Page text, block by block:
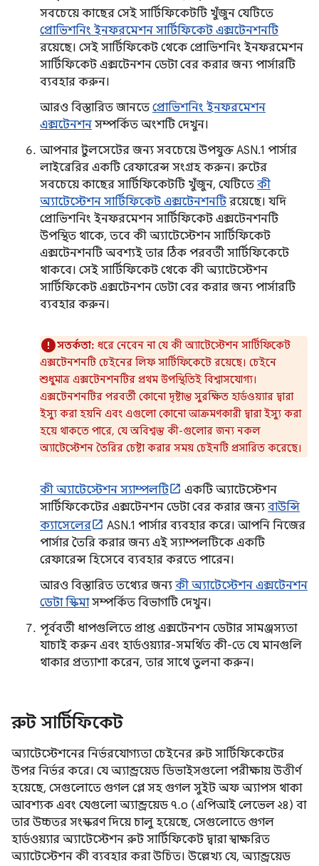
সবচেয়ে কাছের সেই সার্টিফিকেটটি খুঁজুন যেটিতে
প্রোভিশনিং ইনফরমেশন সার্টিফিকেট এক্সটেনশনটি
রয়েছে। সেই সার্টিফিকেট থেকে প্রোভিশনিং ইনফরমেশন
সার্টিফিকেট এক্সটেনশন ডেটা বের করার জন্য পার্সারটি
ব্যবহার করুন।
আরও বিস্তারিত জানতে প্রোভিশনিং ইনফরমেশন
এক্সটেনশন সম্পর্কিত অংশটি দেখুন।
আপনার টুলসেটের জন্য সবচেয়ে উপযুক্ত ASN.1 পার্সার
লাইব্রেরির একটি রেফারেন্স সংগ্রহ করুন। রুটের
সবচেয়ে কাছের সার্টিফিকেটটি খুঁজুন, যেটিতে কী
অ্যাটেস্টেশন সার্টিফিকেট এক্সটেনশনটি রয়েছে। যদি
প্রোভিশনিং ইনফরমেশন সার্টিফিকেট এক্সটেনশনটি
উপস্থিত থাকে, তবে কী অ্যাটেস্টেশন সার্টিফিকেট
এক্সটেনশনটি অবশ্যই তার ঠিক পরবর্তী সার্টিফিকেটে
থাকবে। সেই সার্টিফিকেট থেকে কী অ্যাটেস্টেশন
সার্টিফিকেট এক্সটেনশন ডেটা বের করার জন্য পার্সারটি
ব্যবহার করুন।
সতর্কতা: ধরে নেবেন না যে কী অ্যাটেস্টেশন সার্টিফিকেট
এক্সটেনশনটি চেইনের লিফ সার্টিফিকেটে রয়েছে। চেইনে
শুধুমাত্র এক্সটেনশনটির প্রথম উপস্থিতিই বিশ্বাসযোগ্য।
এক্সটেনশনটির পরবর্তী কোনো দৃষ্টান্ত সুরক্ষিত হার্ডওয়্যার দ্বারা
ইস্যু করা হয়নি এবং এগুলো কোনো আক্রমণকারী দ্বারা ইস্যু করা
হয়ে থাকতে পারে, যে অবিশ্বস্ত কী-গুলোর জন্য নকল
অ্যাটেস্টেশন তৈরির চেষ্টা করার সময় চেইনটি প্রসারিত করেছে।
কী অ্যাটেস্টেশন স্যাম্পলটি
একটি অ্যাটেস্টেশন
সার্টিফিকেটের এক্সটেনশন ডেটা বের করার জন্য বাউন্সি
ক্যাসেলের
ASN.1 পার্সার ব্যবহার করে। আপনি নিজের
পার্সার তৈরি করার জন্য এই স্যাম্পলটিকে একটি
রেফারেন্স হিসেবে ব্যবহার করতে পারেন।
আরও বিস্তারিত তথ্যের জন্য কী অ্যাটেস্টেশন এক্সটেনশন
ডেটা স্কিমাসম্পর্কিত বিভাগটি দেখুন।
পূর্ববর্তী ধাপগুলিতে প্রাপ্ত এক্সটেনশন ডেটার সামঞ্জস্যতা
যাচাই করুন এবং হার্ডওয়্যার-সমর্থিত কী-তে যে মানগুলি
থাকার প্রত্যাশা করেন, তার সাথে তুলনা করুন।
রুট সার্টিফিকেট
অ্যাটেস্টেশনের নির্ভরযোগ্যতা চেইনের রুট সার্টিফিকেটের
উপর নির্ভর করে। যে অ্যান্ড্রয়েড ডিভাইসগুলো পরীক্ষায় উত্তীর্ণ
হয়েছে, সেগুলোতে গুগল প্লে সহ গুগল সুইট অফ অ্যাপস থাকা
আবশ্যক এবং যেগুলো অ্যান্ড্রয়েড ৭.০ (এপিআই লেভেল ২৪) বা
তার উচ্চতর সংস্করণ দিয়ে চালু হয়েছে, সেগুলোতে গুগল
হার্ডওয়্যার অ্যাটেস্টেশন রুট সার্টিফিকেট দ্বারা স্বাক্ষরিত
অ্যাটেস্টেশন কী ব্যবহার করা উচিত। উল্লেখ্য যে, অ্যান্ড্রয়েড